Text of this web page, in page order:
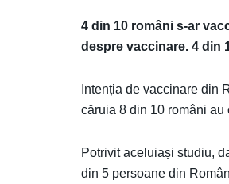
4 din 10 români s-ar
despre vaccinare. 4 din
Intenția de vaccinare din
căruia 8 din 10 români
Potrivit aceluiași studiu,
din 5 persoane din